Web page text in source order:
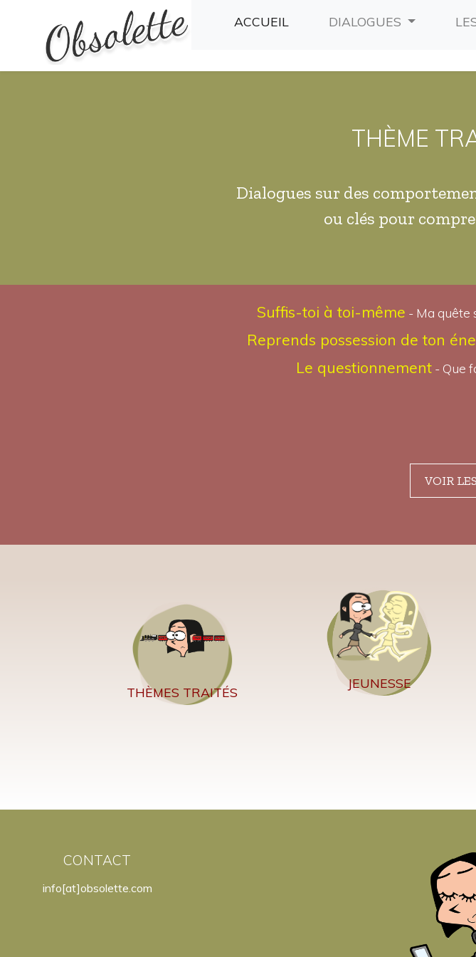
ACCUEIL (CURRENT)DIALOGUES
THÈME
Dialogues sur des
ou clés pour
Suffis-toi à toi-même - Ma quête
Reprends possession de ton
Le questionnement - Que
VOIR
THÈMES TRAITÉS
JEUNESSE
CONTACT
info[at]obsolette.com